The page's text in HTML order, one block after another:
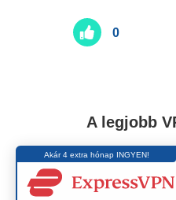
0
A legjobb
Akár 4 extra hónap INGYEN!